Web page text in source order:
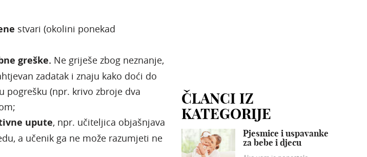
stvari (okolini ponekad
greške. Ne griješe zbog neznanje,
zadatak i znaju kako doći do
pogrešku (npr. krivo zbroje dva
upute, npr. učiteljica objašnjava
a učenik ga ne može razumjeti ne
ČLANCI IZ
KATEGORIJE
Pjesmice i uspavanke
za bebe i djecu